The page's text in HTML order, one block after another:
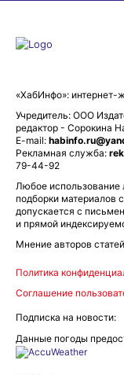
«ХабИнфо»: интернет-
Учредитель: ООО
редактор - Сорокина
E-mail:
Рекламная служба:
79-44-92
Любое использование
подборки материалов
допускается с
и прямой
Мнение авторов
Политика
Соглашение
Подписка на новости:
Данные погоды